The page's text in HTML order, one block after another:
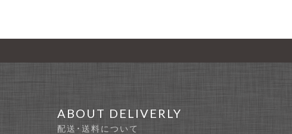
ABOUT DELIVERLY
配送・送料について